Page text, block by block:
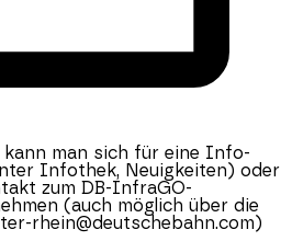
kann man sich für eine Info-
Infothek, Neuigkeiten) oder
zum DB-InfraGO-
(auch möglich über die
rhein@deutschebahn.com)